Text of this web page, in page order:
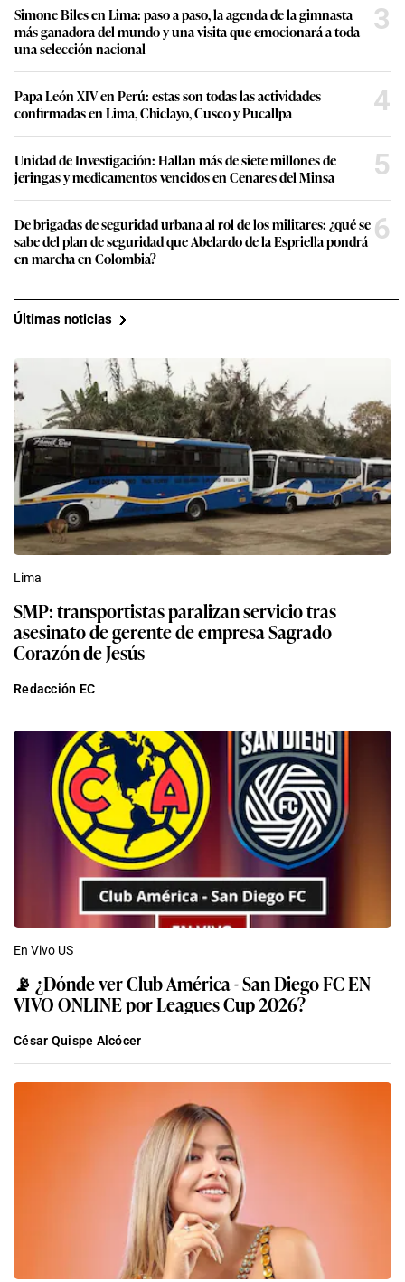
Simone Biles en Lima: paso a paso, la agenda de la gimnasta
más ganadora del mundo y una visita que emocionará a toda
una selección nacional
3
Papa León XIV en Perú: estas son todas las actividades
confirmadas en Lima, Chiclayo, Cusco y Pucallpa
4
Unidad de Investigación: Hallan más de siete millones de
jeringas y medicamentos vencidos en Cenares del Minsa
5
De brigadas de seguridad urbana al rol de los militares: ¿qué se
sabe del plan de seguridad que Abelardo de la Espriella pondrá
en marcha en Colombia?
6
Últimas noticias
Lima
SMP: transportistas paralizan servicio tras
asesinato de gerente de empresa Sagrado
Corazón de Jesús
Redacción EC
En Vivo US
📡 ¿Dónde ver Club América - San Diego FC EN
VIVO ONLINE por Leagues Cup 2026?
César Quispe Alcócer